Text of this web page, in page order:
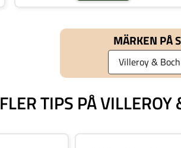
MÄRKEN PÅ
FLER TIPS PÅ